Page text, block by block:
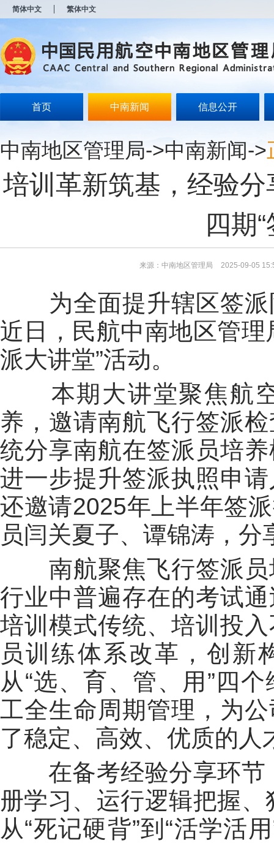
简体中文 繁体中文
首页 中南新闻 信息公开
中南地区管理局->中南新闻->
培训革新筑基，经验
四期
来源：中南地区管理局 2025-09-05
为全面提升辖区签派
近日，民航中南地区管
派大讲堂”活动。
本期大讲堂聚焦航空
养，邀请南航飞行签派
统分享南航在签派员培
进一步提升签派执照申
还邀请2025年上半年签
员闫关夏子、谭锦涛，
南航聚焦飞行签派员
行业中普遍存在的考试
培训模式传统、培训投
员训练体系改革，创新
从“选、育、管、用”四
工全生命周期管理，为
了稳定、高效、优质的人
在备考经验分享环节
册学习、运行逻辑把握
从“死记硬背”到“活学活
开
无
障
说
Alt
浪
键
模